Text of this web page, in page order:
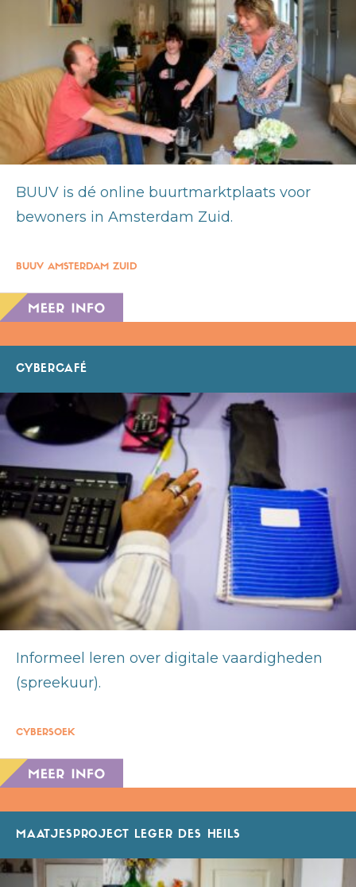
BUUV is dé online buurtmarktplaats voor
bewoners in Amsterdam Zuid.
BUUV AMSTERDAM ZUID
CYBERCAFÉ
Informeel leren over digitale vaardigheden
(spreekuur).
CYBERSOEK
MAATJESPROJECT LEGER DES HEILS